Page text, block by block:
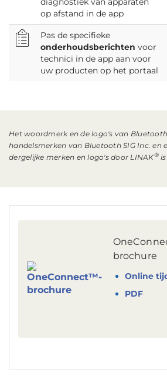
op afstand in de app
Pas de specifieke
onderhoudsberichten voor
technici in de app aan voor
uw producten op het portaal
Het woordmerk en de logo's van Bluetooth
handelsmerken van Bluetooth SIG Inc. en
dergelijke merken en logo's door LINAK®is
brochure
Online
PDF